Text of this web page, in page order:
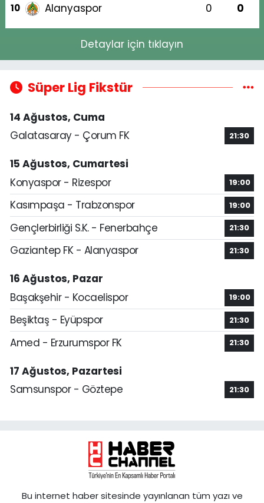
10 Alanyaspor 0 0
Detaylar için tıklayın
Süper Lig Fikstür
14 Ağustos, Cuma
Galatasaray - Çorum FK
21:30
15 Ağustos, Cumartesi
Konyaspor - Rizespor
19:00
Kasımpaşa - Trabzonspor 19:00
Gençlerbirliği S.K. - Fenerbahçe 21:30
Gaziantep FK - Alanyaspor 21:30
16 Ağustos, Pazar
Başakşehir - Kocaelispor
19:00
Beşiktaş - Eyüpspor 21:30
Amed - Erzurumspor FK 21:30
17 Ağustos, Pazartesi
Samsunspor - Göztepe
21:30
Bu internet haber sitesinde yayınlanan tüm yazı ve